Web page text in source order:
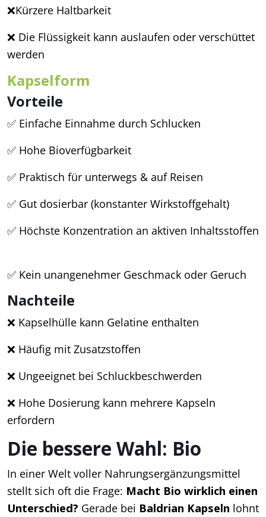
❌Kürzere Haltbarkeit
❌ Die Flüssigkeit kann auslaufen oder verschüttet
werden
Kapselform
Vorteile
✅ Einfache Einnahme durch Schlucken
✅ Hohe Bioverfügbarkeit
✅ Praktisch für unterwegs & auf Reisen
✅ Gut dosierbar (konstanter Wirkstoffgehalt)
✅ Höchste Konzentration an aktiven Inhaltsstoffen
✅ Kein unangenehmer Geschmack oder Geruch
Nachteile
❌ Kapselhülle kann Gelatine enthalten
❌ Häufig mit Zusatzstoffen
❌ Ungeeignet bei Schluckbeschwerden
❌ Hohe Dosierung kann mehrere Kapseln
erfordern
Die bessere Wahl: Bio
In einer Welt voller Nahrungsergänzungsmittel
stellt sich oft die Frage: Macht Bio wirklich einen
Unterschied? Gerade bei Baldrian Kapseln lohnt